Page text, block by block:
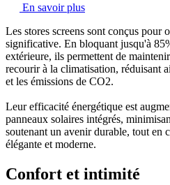
En savoir plus
Les stores screens sont conçus pour
significative. En bloquant jusqu'à
extérieure, ils permettent de
recourir à la climatisation, réduisant
et les émissions de CO2.
Leur efficacité énergétique est
panneaux solaires intégrés,
soutenant un avenir durable, tout en
élégante et moderne.
Confort et intimité